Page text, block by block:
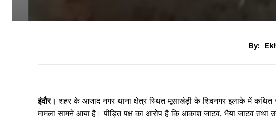
By:
इंदौर।शहर के आजाद नगर थाना क्षेत्र स्थित मूसाखेड़ी के शिवनगर इलाके में
मामला सामने आया है। पीड़ित पक्ष का आरोप है कि आकाश जाटव, भैया जाटव